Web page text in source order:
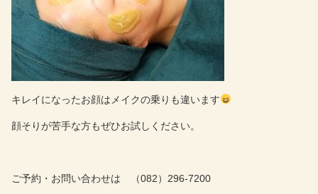
キレイになったお顔はメイクの乗りも違います
顔そりが苦手な方もぜひお試しください。
ご予約・お問い合わせは （082）296-7200